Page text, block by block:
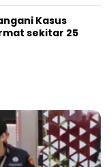
Kasus
sekitar 25